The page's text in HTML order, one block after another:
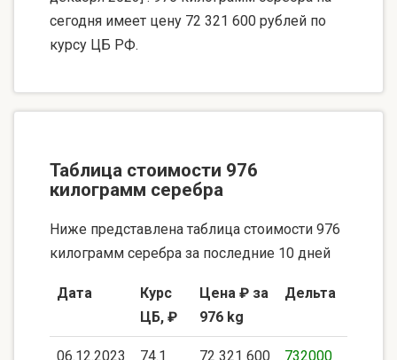
сегодня имеет цену 72 321 600 рублей по
курсу ЦБ РФ.
Таблица стоимости 976
килограмм серебра
Ниже представлена таблица стоимости 976
килограмм серебра за последние 10 дней
Дата
Курс
ЦБ, ₽
Цена ₽ за
976 kg
Дельта
06.12.2023 74.1 72 321 600 732000